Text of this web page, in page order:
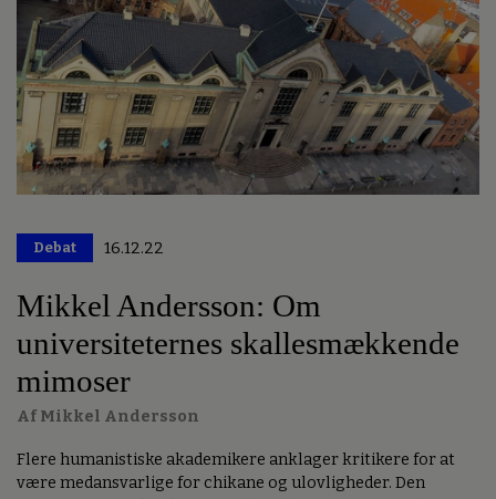
Debat 16.12.22
Mikkel Andersson: Om
universiteternes skallesmækkende
mimoser
Af Mikkel Andersson
Flere humanistiske akademikere anklager kritikere for at
være medansvarlige for chikane og ulovligheder. Den